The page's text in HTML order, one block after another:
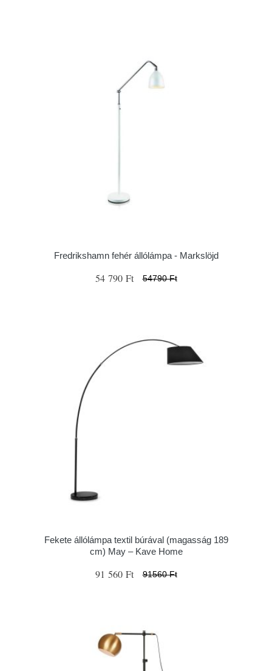
Fredrikshamn fehér állólámpa - Markslöjd
54 790 Ft 54790 Ft
Fekete állólámpa textil búrával (magasság 189
cm) May – Kave Home
91 560 Ft 91560 Ft